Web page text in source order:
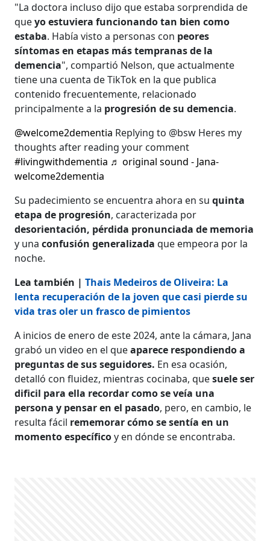
"La doctora incluso dijo que estaba sorprendida de
queyo estuviera funcionando tan bien como
estaba. Había visto a personas con peores
síntomas en etapas más tempranas de la
demencia", compartió Nelson, que actualmente
tiene una cuenta de TikTok en la que publica
contenido frecuentemente, relacionado
principalmente a la progresión de su demencia.
@welcome2dementia Replying to @bsw Heres my
thoughts after reading your comment
#livingwithdementia ♬ original sound - Jana-
welcome2dementia
Su padecimiento se encuentra ahora en suquinta
etapa de progresión, caracterizada por
desorientación, pérdida pronunciada de memoria
y unaconfusión generalizada que empeora por la
noche.
Lea también |Thais Medeiros de Oliveira: La
lenta recuperación de la joven que casi pierde su
vida tras oler un frasco de pimientos
A inicios de enero de este 2024, ante la cámara, Jana
grabó un video en el queaparece respondiendo a
preguntas de sus seguidores. En esa ocasión,
detalló con fluidez, mientras cocinaba, quesuele ser
dificil para ella recordar como se veía una
persona y pensar en el pasado, pero, en cambio, le
resulta fácil rememorar cómo se sentía en un
momento específicoy en dónde se encontraba.